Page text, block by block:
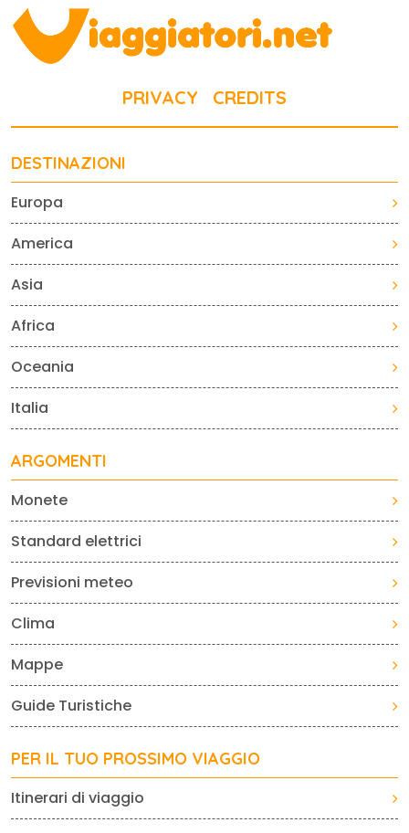
PRIVACY CREDITS
DESTINAZIONI
Europa
America
Asia
Africa
Oceania
Italia
ARGOMENTI
Monete
Standard elettrici
Previsioni meteo
Clima
Mappe
Guide Turistiche
PER IL TUO PROSSIMO VIAGGIO
Itinerari di viaggio